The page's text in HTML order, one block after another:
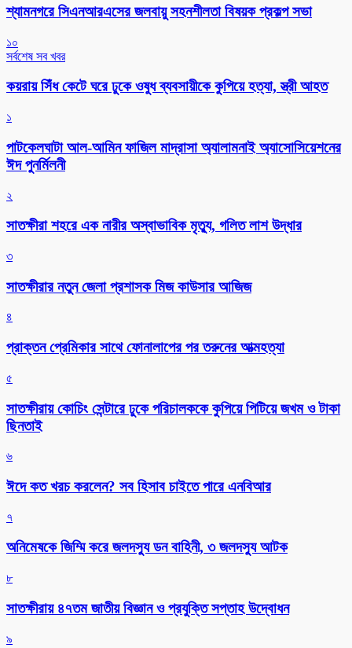
শ্যামনগরে সিএনআরএসের জলবায়ু সহনশীলতা বিষয়ক প্রকল্প সভা
১০
সর্বশেষ সব খবর
কয়রায় সিঁধ কেটে ঘরে ঢুকে ওষুধ ব্যবসায়ীকে কুপিয়ে হত্যা, স্ত্রী আহত
১
পাটকেলঘাটা আল-আমিন ফাজিল মাদ্রাসা অ্যালামনাই অ্যাসোসিয়েশনের
ঈদ পুনর্মিলনী
২
সাতক্ষীরা শহরে এক নারীর অস্বাভাবিক মৃত্যু, গলিত লাশ উদ্ধার
৩
সাতক্ষীরার নতুন জেলা প্রশাসক মিজ কাউসার আজিজ
৪
প্রাক্তন প্রেমিকার সাথে ফোনালাপের পর তরুনের আত্মহত্যা
৫
সাতক্ষীরায় কোচিং সেন্টারে ঢুকে পরিচালককে কুপিয়ে পিটিয়ে জখম ও টাকা
ছিনতাই
৬
ঈদে কত খরচ করলেন? সব হিসাব চাইতে পারে এনবিআর
৭
অনিমেষকে জিম্মি করে জলদস্যু ডন বাহিনী, ৩ জলদস্যু আটক
৮
সাতক্ষীরায় ৪৭তম জাতীয় বিজ্ঞান ও প্রযুক্তি সপ্তাহ উদ্বোধন
৯